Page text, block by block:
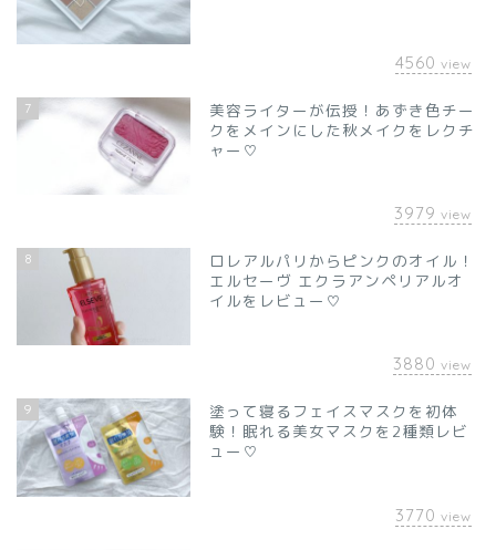
4560 view
7
美容ライターが伝授！あずき色チー
クをメインにした秋メイクをレクチ
ャー♡
3979 view
8
ロレアルパリからピンクのオイル！
エルセーヴ エクラアンペリアルオ
イルをレビュー♡
3880 view
9
塗って寝るフェイスマスクを初体
験！眠れる美女マスクを2種類レビ
ュー♡
3770 view